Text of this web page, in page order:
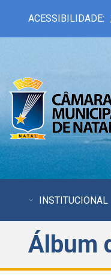
ACESSIBILIDADE:
INSTITUCIONAL
Álbum